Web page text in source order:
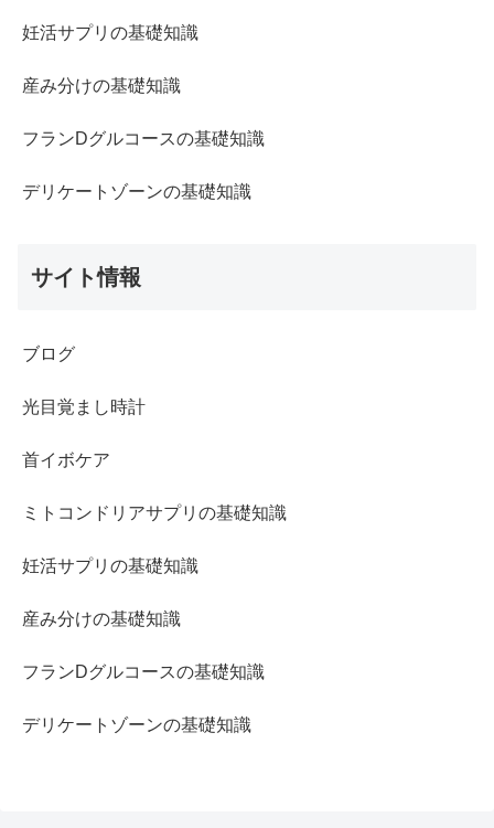
妊活サプリの基礎知識
産み分けの基礎知識
フランDグルコースの基礎知識
デリケートゾーンの基礎知識
サイト情報
ブログ
光目覚まし時計
首イボケア
ミトコンドリアサプリの基礎知識
妊活サプリの基礎知識
産み分けの基礎知識
フランDグルコースの基礎知識
デリケートゾーンの基礎知識